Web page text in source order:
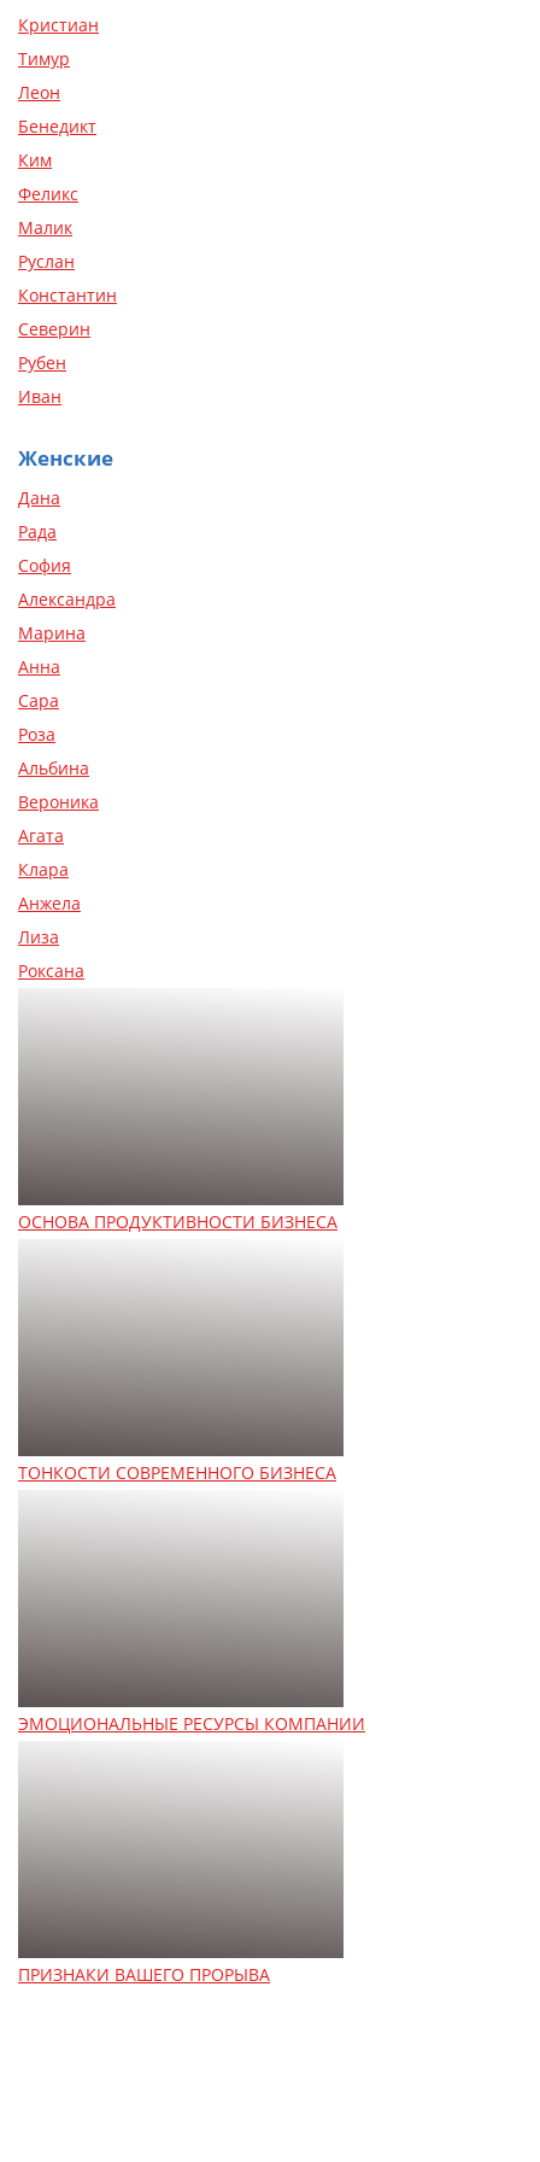
Кристиан
Тимур
Леон
Бенедикт
Ким
Феликс
Малик
Руслан
Константин
Северин
Рубен
Иван
Женские
Дана
Рада
София
Александра
Марина
Анна
Сара
Роза
Альбина
Вероника
Агата
Клара
Анжела
Лиза
Роксана
ОСНОВА ПРОДУКТИВНОСТИ БИЗНЕСА
ТОНКОСТИ СОВРЕМЕННОГО БИЗНЕСА
ЭМОЦИОНАЛЬНЫЕ РЕСУРСЫ КОМПАНИИ
ПРИЗНАКИ ВАШЕГО ПРОРЫВА